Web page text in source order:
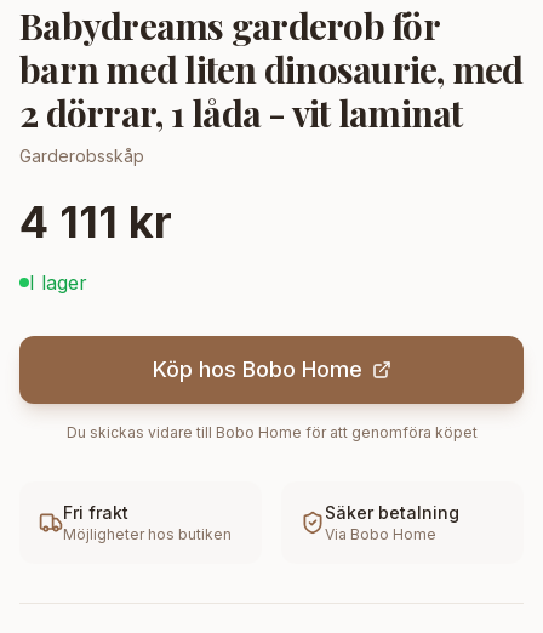
Babydreams garderob för
barn med liten dinosaurie, med
2 dörrar, 1 låda - vit laminat
Garderobsskåp
4 111 kr
I lager
Köp hos Bobo Home
Du skickas vidare till Bobo Home för att genomföra köpet
Fri frakt
Möjligheter hos butiken
Säker betalning
Via Bobo Home